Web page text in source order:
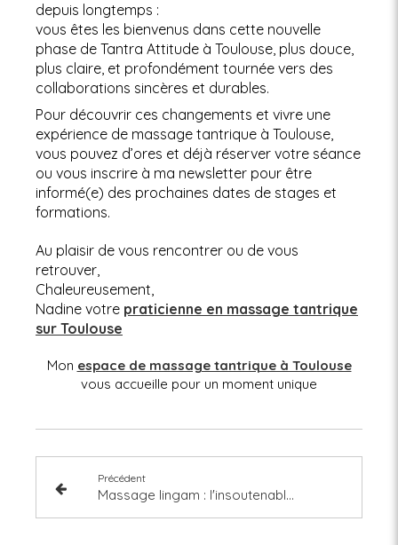
depuis longtemps :
vous êtes les bienvenus dans cette nouvelle
phase de Tantra Attitude à Toulouse, plus douce,
plus claire, et profondément tournée vers des
collaborations sincères et durables.
Pour découvrir ces changements et vivre une
expérience de massage tantrique à Toulouse,
vous pouvez d’ores et déjà réserver votre séance
ou vous inscrire à ma newsletter pour être
informé(e) des prochaines dates de stages et
formations.
Au plaisir de vous rencontrer ou de vous
retrouver,
Chaleureusement,
Nadine votre praticienne en massage tantrique
sur Toulouse
Mon espace de massage tantrique à Toulouse
vous accueille pour un moment unique
Précédent
Massage lingam : l'insoutenable légèreté du geste